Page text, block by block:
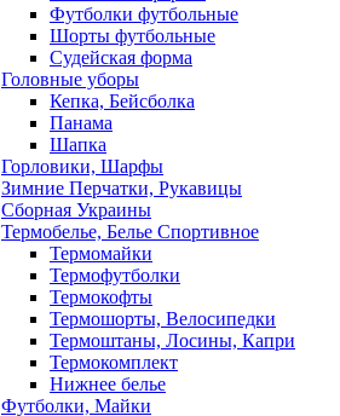
Футболки футбольные
Шорты футбольные
Судейская форма
Головные уборы
Кепка, Бейсболка
Панама
Шапка
Горловики, Шарфы
Зимние Перчатки, Рукавицы
Сборная Украины
Термобелье, Белье Спортивное
Термомайки
Термофутболки
Термокофты
Термошорты, Велосипедки
Термоштаны, Лосины, Капри
Термокомплект
Нижнее белье
Футболки, Майки